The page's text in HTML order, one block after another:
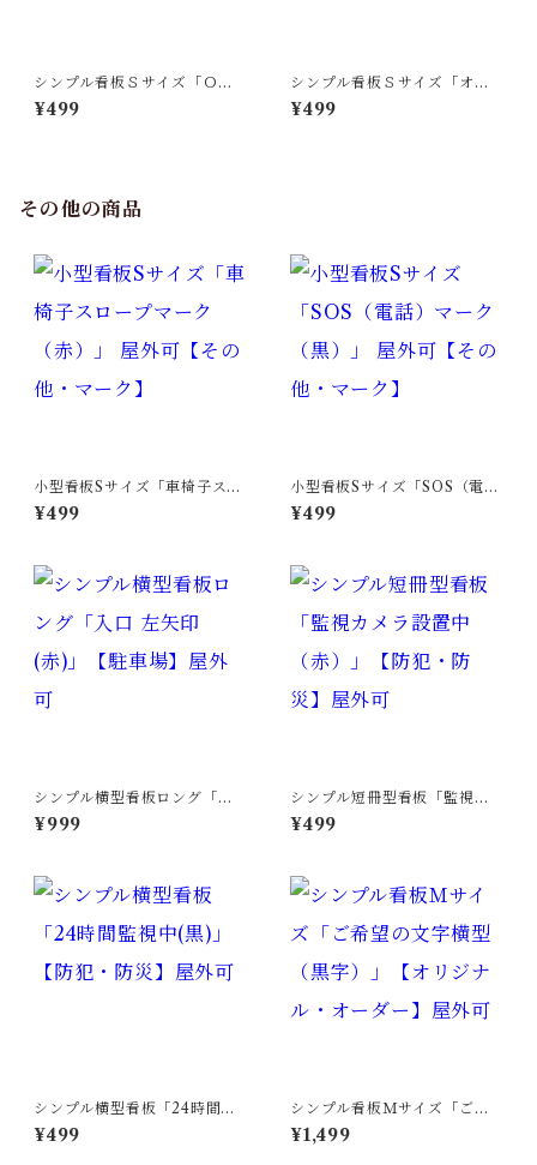
シンプル看板Ｓサイズ「ＯＰ
ＥＮ ＨＯＵＳＥ」【不動産】
屋外可
¥499
シンプル看板Ｓサイズ「オー
プンハウス（右折・紺）」
【不動産】屋外可
¥499
その他の商品
小型看板Sサイズ「車椅子スロ
ープマーク（赤）」 屋外可
【その他・マーク】
¥499
小型看板Sサイズ「SOS（電
話）マーク（黒）」 屋外可
【その他・マーク】
¥499
シンプル横型看板ロング「入
口 左矢印(赤)」【駐車場】屋
外可
¥999
シンプル短冊型看板「監視カ
メラ設置中（赤）」【防犯・
防災】屋外可
¥499
シンプル横型看板「24時間監
視中(黒)」【防犯・防災】屋外
可
¥499
シンプル看板Ｍサイズ「ご希
望の文字横型（黒字）」【オ
リジナル・オーダー】屋外可
¥1,499